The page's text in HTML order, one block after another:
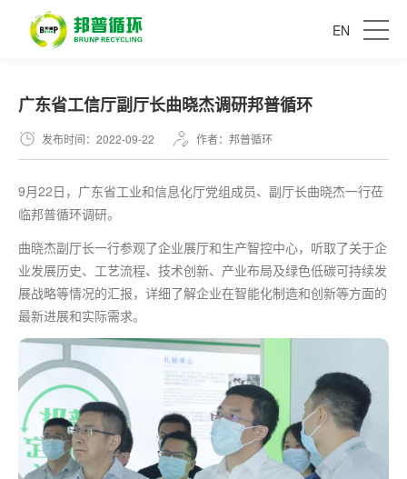
EN
广东省工信厅副厅长曲晓杰调研邦普循环
发布时间：2022-09-22 作者：邦普循环
9月22日，广东省工业和信息化厅党组成员、副厅长曲晓杰一行莅
临邦普循环调研。
曲晓杰副厅长一行参观了企业展厅和生产智控中心，听取了关于企
业发展历史、工艺流程、技术创新、产业布局及绿色低碳可持续发
展战略等情况的汇报，详细了解企业在智能化制造和创新等方面的
最新进展和实际需求。